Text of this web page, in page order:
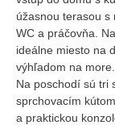
úžasnou terasou
WC a práčovňa.
ideálne miesto na
výhľadom na more.
Na poschodí sú tri
sprchovacím
a praktickou